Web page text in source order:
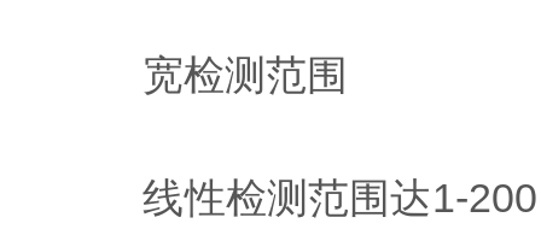
宽检测范围
线性检测范围达1-200